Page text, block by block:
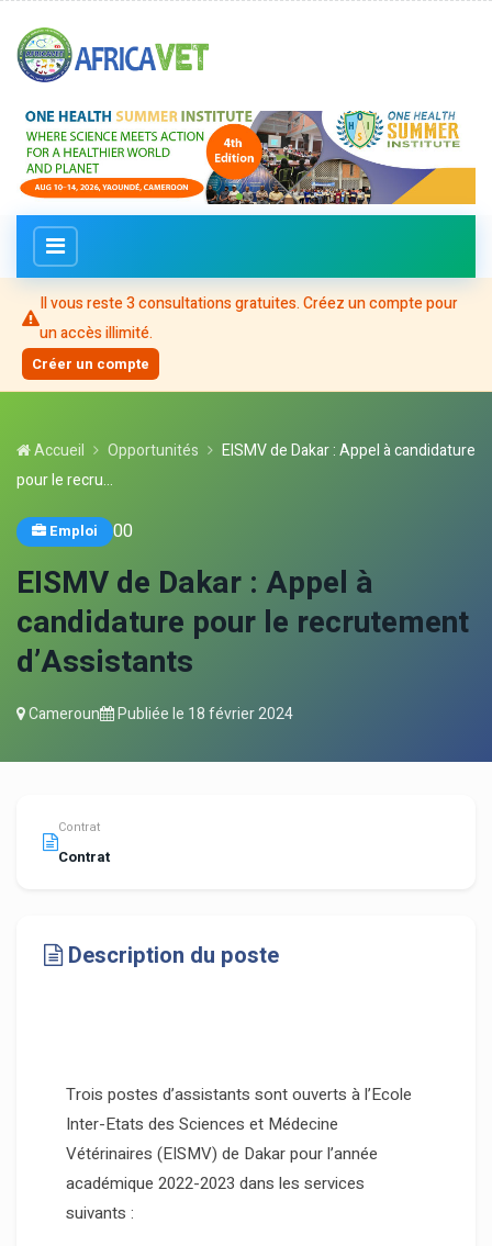
Il vous reste3consultationsgratuites. Créez un compte pour
un accès illimité.
Créer un compte
Accueil Opportunités
EISMV de Dakar : Appel à candidature
pour le recru...
Emploi 00
EISMV de Dakar : Appel à
candidature pour le recrutement
d’Assistants
Cameroun Publiée le 18 février 2024
Contrat
Contrat
Description du poste
Trois postes d’assistants sont ouverts à l’Ecole
Inter-Etats des Sciences et Médecine
Vétérinaires (EISMV) de Dakar pour l’année
académique 2022-2023 dans les services
suivants :